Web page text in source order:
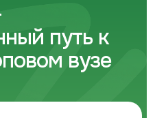
путь к
вузе